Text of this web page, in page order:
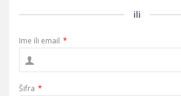
ili
Ime ili email *
Šifra *